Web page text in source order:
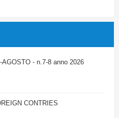
AGOSTO - n.7-8 anno 2026
CONTRIES